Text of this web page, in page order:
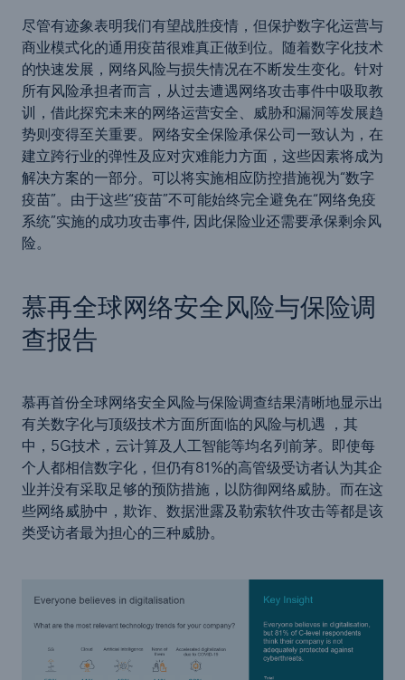
尽管有迹象表明我们有望战胜疫情，但保护数字化运营与
商业模式化的通用疫苗很难真正做到位。随着数字化技术
的快速发展，网络风险与损失情况在不断发生变化。针对
所有风险承担者而言，从过去遭遇网络攻击事件中吸取教
训，借此探究未来的网络运营安全、威胁和漏洞等发展趋
势则变得至关重要。网络安全保险承保公司一致认为，在
建立跨行业的弹性及应对灾难能力方面，这些因素将成为
解决方案的一部分。可以将实施相应防控措施视为“数字
疫苗”。由于这些“疫苗”不可能始终完全避免在“网络免疫
系统”实施的成功攻击事件, 因此保险业还需要承保剩余风
险。
慕再全球网络安全风险与保险调
查报告
慕再首份全球网络安全风险与保险调查结果清晰地显示出
有关数字化与顶级技术方面所面临的风险与机遇 ，其
中，5G技术，云计算及人工智能等均名列前茅。即使每
个人都相信数字化，但仍有81%的高管级受访者认为其企
业并没有采取足够的预防措施，以防御网络威胁。而在这
些网络威胁中，欺诈、数据泄露及勒索软件攻击等都是该
类受访者最为担心的三种威胁。